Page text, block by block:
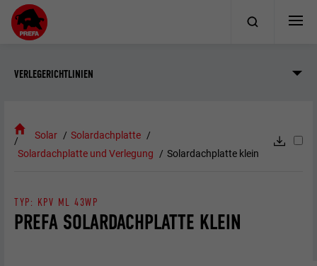
VERLEGERICHTLINIEN
Solar
Solardachplatte
Solardachplatte und Verlegung
Solardachplatte klein
PREFA SOLARDACHPLATTE KLEIN
TYP: KPV ML 43WP